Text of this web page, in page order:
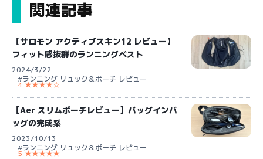
関連記事
【サロモン アクティブスキン12 レビュー】
フィット感抜群のランニングベスト
2024/3/22
#ランニング リュック＆ポーチ レビュー
4 ★★★★☆
【Aer スリムポーチレビュー】バッグインバ
ッグの完成系
2023/10/13
#ランニング リュック＆ポーチ レビュー
5 ★★★★★